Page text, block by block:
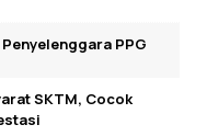
PPG
SKTM, Cocok